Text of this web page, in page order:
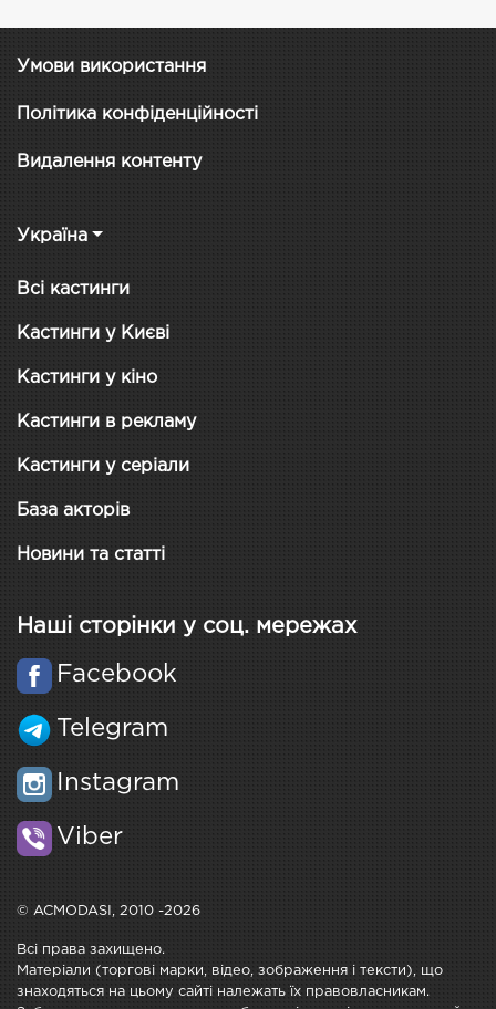
Умови використання
Політика конфіденційності
Видалення контенту
Україна
Всі кастинги
Кастинги у Києві
Кастинги у кіно
Кастинги в рекламу
Кастинги у серіали
База акторів
Новини та статті
Наші сторінки у соц. мережах
Facebook
Telegram
Instagram
Viber
© ACMODASI, 2010 -2026
Всі права захищено.
Матеріали (торгові марки, відео, зображення і тексти), що
знаходяться на цьому сайті належать їх правовласникам.